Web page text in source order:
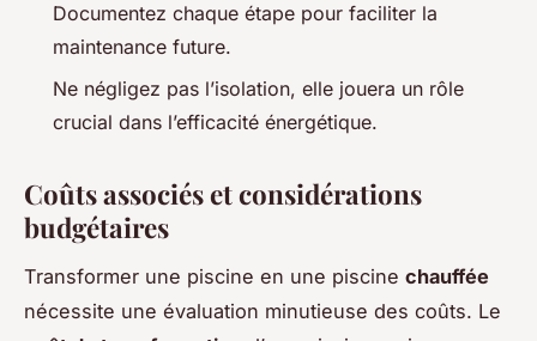
Documentez chaque étape pour faciliter la
maintenance future.
Ne négligez pas l’isolation, elle jouera un rôle
crucial dans l’efficacité énergétique.
Coûts associés et considérations
budgétaires
Transformer une piscine en une piscine chauffée
nécessite une évaluation minutieuse des coûts. Le